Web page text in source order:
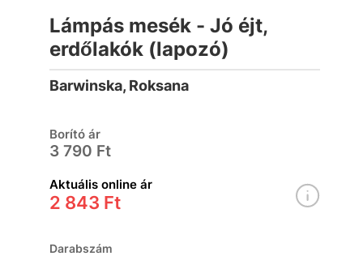
Lámpás mesék - Jó éjt,
erdőlakók (lapozó)
Barwinska, Roksana
Borító ár
3 790 Ft
Aktuális online ár
2 843 Ft
Darabszám